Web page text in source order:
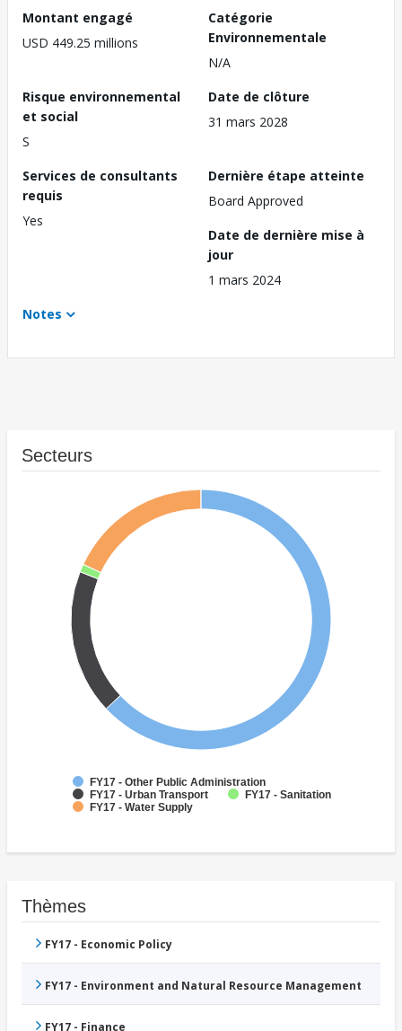
Montant engagé
USD 449.25 millions
Catégorie
Environnementale
N/A
Risque environnemental
et social
S
Date de clôture
31 mars 2028
Services de consultants
requis
Yes
Dernière étape atteinte
Board Approved
Date de dernière mise à
jour
1 mars 2024
Notes
Secteurs
FY17 - Other Public Administration
FY17 - Urban Transport
FY17 - Sanitation
FY17 - Water Supply
Thèmes
FY17 - Economic Policy
FY17 - Environment and Natural Resource Management
FY17 - Finance